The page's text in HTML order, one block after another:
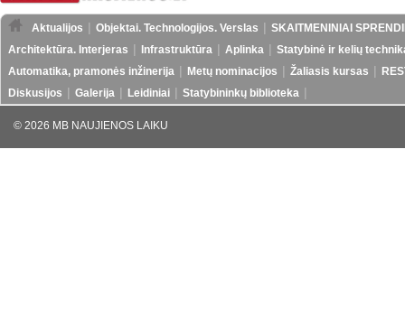
Aktualijos Objektai. Technologijos. Verslas
SKAITMENINIAI
Architektūra. Interjeras
Infrastruktūra Aplinka
Statybinė ir kelių
Automatika, pramonės inžinerija
Metų nominacijos Žaliasis kursas
Diskusijos
Galerija Leidiniai Statybininkų biblioteka
© 2026 MB NAUJIENOS LAIKU